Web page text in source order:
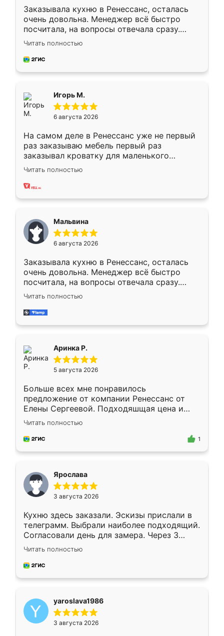
Заказывала кухню в Ренессанс, осталась
очень довольна. Менеджер всё быстро
посчитала, на вопросы отвечала сразу.
Замерщик приехал в субботу, подошёл к
делу со всей ответственностью. Собрали
за день, ребята работали аккуратно, даже
Читать полностью
Игорь М.
6 августа 2026
На самом деле в Ренессанс уже не первый
раз заказываю мебель первый раз
заказывал кроватку для маленького
ребёнка при его рождении ,во второй раз
заказал шкаф-купе. По качеству очень
хорошее сборка достаточно быстрая,
меньше, здесь же он более разнообразный.
Мне нравится ,если что-то потребуется из
мебели буду заказывать только здесь.
Читать полностью
Мальвина
6 августа 2026
Заказывала кухню в Ренессанс, осталась
очень довольна. Менеджер всё быстро
посчитала, на вопросы отвечала сразу.
Замерщик приехал в субботу, подошёл к
делу со всей ответственностью. Собрали
за день, ребята работали аккуратно, даже
Читать полностью
Аринка Р.
5 августа 2026
Больше всех мне понравилось
предложение от компании Ренессанс от
Елены Сергеевой. Подходяшщая цена и
короткие сроки изготовления. Приехавший
для замера сотрудник Владислав
предложил по моему эскизу самый
Читать полностью
1
Ярослава
3 августа 2026
Кухню здесь заказали. Эскизы прислали в
телеграмм. Выбрали наиболее подходящий.
Согласовали день для замера. Через 3
недели кухня была уже готова. Остались
довольны работой. Спасибо Ренессанс
мебель за качественную работу!
Читать полностью
yaroslava1986
3 августа 2026